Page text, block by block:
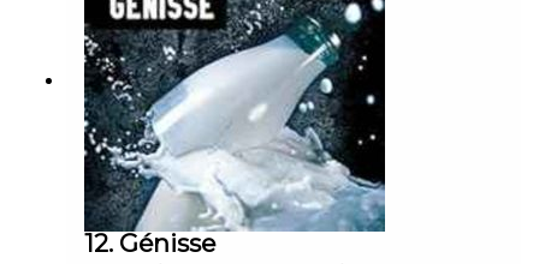
12. Génisse